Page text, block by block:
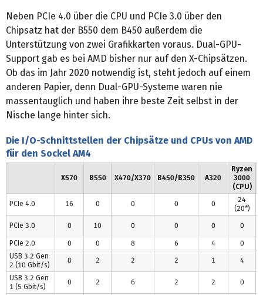
Neben PCIe 4.0 über die CPU und PCIe 3.0 über den
Chipsatz hat der B550 dem B450 außerdem die
Unterstützung von zwei Grafikkarten voraus. Dual-GPU-
Support gab es bei AMD bisher nur auf den X-Chipsätzen.
Ob das im Jahr 2020 notwendig ist, steht jedoch auf einem
anderen Papier, denn Dual-GPU-Systeme waren nie
massentauglich und haben ihre beste Zeit selbst in der
Nische lange hinter sich.
Die I/O-Schnittstellen der Chipsätze und CPUs von AMD
für den Sockel AM4
X570 B550 X470/X370 B450/B350 A320
Ryzen
3000
(CPU)
PCIe 4.0 16 0 0 0 0
24
(20*)
PCIe 3.0 0 10 0 0 0 0
PCIe 2.0
0 0 8 6 4
0
USB 3.2 Gen
2 (10 Gbit/s)
8 2 2 2 1 4
USB 3.2 Gen
1 (5 Gbit/s)
0 2 6 2 2 0